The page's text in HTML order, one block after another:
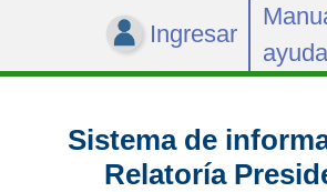
Ingresar
ayuda
Sistema de
Relatoría